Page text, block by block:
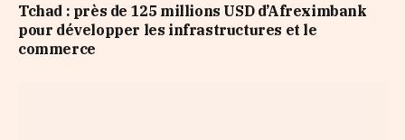
Tchad : près de 125 millions USD d’Afreximbank
pour développer les infrastructures et le
commerce